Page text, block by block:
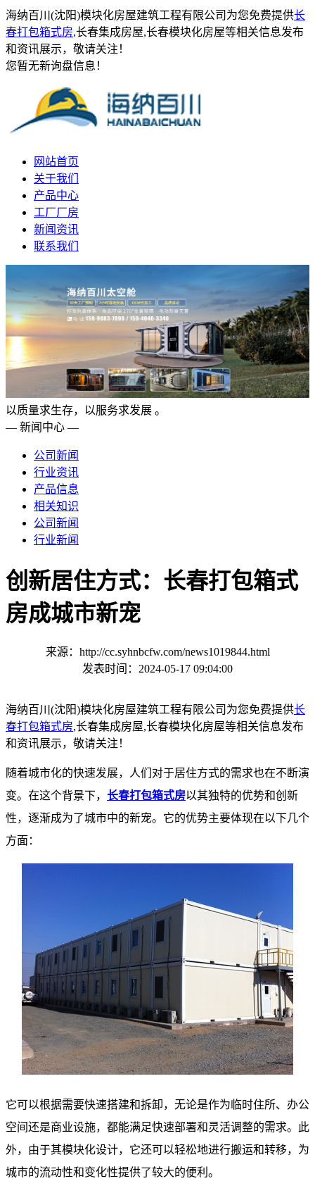
海纳百川(沈阳)模块化房屋建筑工程有限公司为您免费提供长
春打包箱式房,长春集成房屋,长春模块化房屋等相关信息发布
和资讯展示，敬请关注！
您暂无新询盘信息！
网站首页
关于我们
产品中心
工厂厂房
新闻资讯
联系我们
以质量求生存，以服务求发展 。
— 新闻中心 —
公司新闻
行业资讯
产品信息
相关知识
公司新闻
行业新闻
创新居住方式：长春打包箱式
房成城市新宠
来源：http://cc.syhnbcfw.com/news1019844.html
发表时间：2024-05-17 09:04:00
海纳百川(沈阳)模块化房屋建筑工程有限公司为您免费提供长
春打包箱式房,长春集成房屋,长春模块化房屋等相关信息发布
和资讯展示，敬请关注！
随着城市化的快速发展，人们对于居住方式的需求也在不断演
变。在这个背景下， 长春打包箱式房以其独特的优势和创新
性，逐渐成为了城市中的新宠。它的优势主要体现在以下几个
方面：
它可以根据需要快速搭建和拆卸，无论是作为临时住所、办公
空间还是商业设施，都能满足快速部署和灵活调整的需求。此
外，由于其模块化设计，它还可以轻松地进行搬运和转移，为
城市的流动性和变化性提供了较大的便利。